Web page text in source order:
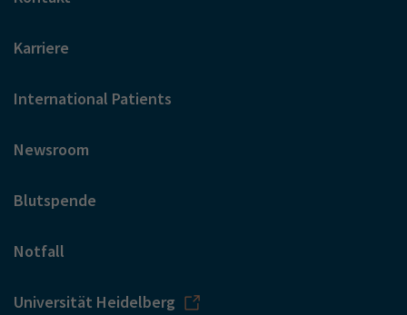
Karriere
International Patients
Newsroom
Blutspende
Notfall
Universität Heidelberg